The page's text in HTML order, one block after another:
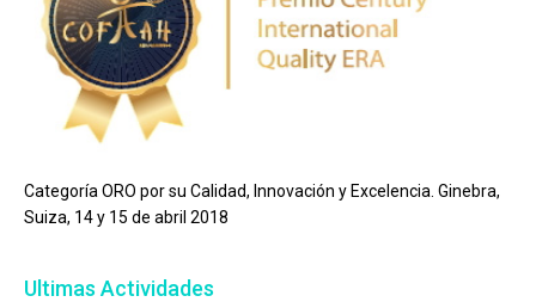
Categoría ORO por su Calidad, Innovación y Excelencia. Ginebra,
Suiza, 14 y 15 de abril 2018
Ultimas Actividades